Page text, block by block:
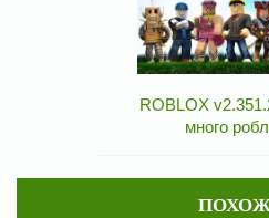
ROBLOX
много